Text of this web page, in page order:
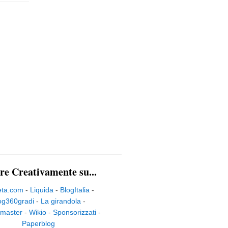
Creativamente su...
- Liquida - BlogItalia -
- La girandola -
- Wikio- Sponsorizzati-
Paperblog